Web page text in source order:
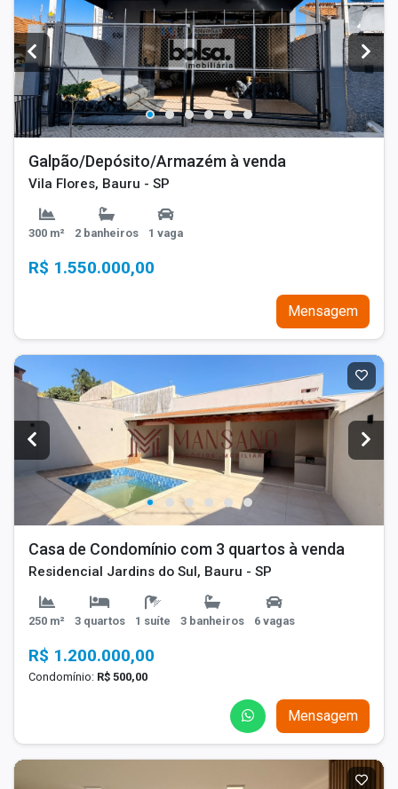
Galpão/Depósito/Armazém à venda
Vila Flores, Bauru - SP
300 m² 2 banheiros 1 vaga
R$ 1.550.000,00
Mensagem
Casa de Condomínio com 3 quartos à venda
Residencial Jardins do Sul, Bauru - SP
250 m² 3 quartos 1 suíte 3 banheiros 6 vagas
R$ 1.200.000,00
Condomínio: R$ 500,00
Mensagem